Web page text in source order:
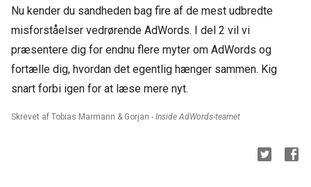
Nu kender du sandheden bag fire af de mest udbredte
misforståelser vedrørende AdWords. I del 2 vil vi
præsentere dig for endnu flere myter om AdWords og
fortælle dig, hvordan det egentlig hænger sammen. Kig
snart forbi igen for at læse mere nyt.
Skrevet af Tobias Marmann & Gorjan - Inside AdWords-teamet